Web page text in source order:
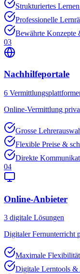
Strukturiertes
Professionelle
Bewährte Konzepte
03
Nachhilfeportale
6
Online-Vermittlung
Grosse
Flexible Preise &
Direkte
04
Online-Anbieter
3 digitale Lösungen
Digitaler Fernunterricht
Maximale
Digitale Lerntools &